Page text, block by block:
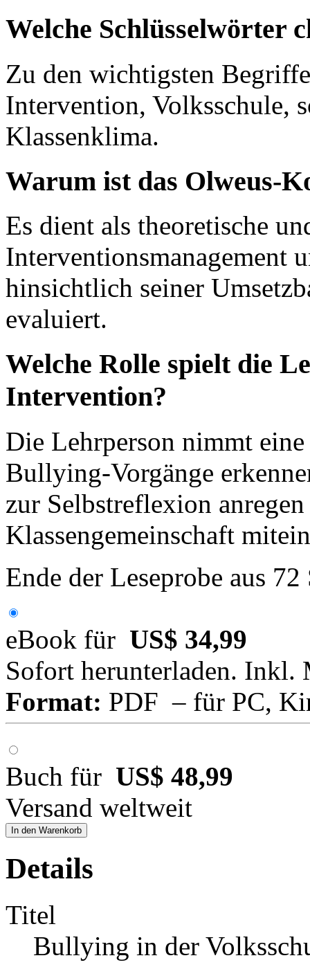
Welche Schlüsselwörter
Zu den wichtigsten
Intervention, Volksschule,
Klassenklima.
Warum ist das Olweus-
Es dient als theoretische
Interventionsmanagement
hinsichtlich seiner
evaluiert.
Welche Rolle spielt die
Intervention?
Die Lehrperson nimmt
Bullying-Vorgänge
zur Selbstreflexion
Klassengemeinschaft
Ende der Leseprobe aus
eBook für US$ 34,99
Sofort herunterladen. Inkl.
Format: PDF – für PC,
Buch für US$ 48,99
Versand weltweit
In den Warenkorb
Details
Titel
Bullying in der